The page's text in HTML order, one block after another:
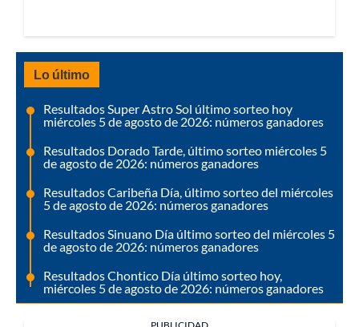
Lo último
Resultados Super Astro Sol último sorteo hoy
miércoles 5 de agosto de 2026: números ganadores
Resultados Dorado Tarde, último sorteo miércoles 5
de agosto de 2026: números ganadores
Resultados Caribeña Día, último sorteo del miércoles
5 de agosto de 2026: números ganadores
Resultados Sinuano Día último sorteo del miércoles 5
de agosto de 2026: números ganadores
Resultados Chontico Día último sorteo hoy,
miércoles 5 de agosto de 2026: números ganadores